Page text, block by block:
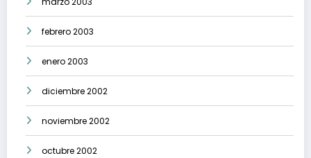
febrero 2003
enero 2003
diciembre 2002
noviembre 2002
octubre 2002